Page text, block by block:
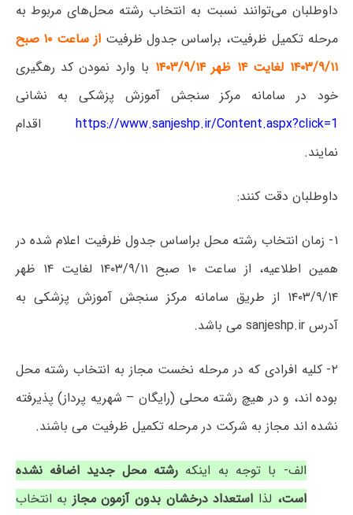
داوطلبان می‌توانند نسبت به انتخاب رشته محل‌های مربوط به
مرحله تکمیل ظرفیت، براساس جدول ظرفیت
از ساعت ۱۰ صبح
۱۴۰۳/۹/۱۱ لغایت ۱۴ ظهر ۱۴۰۳/۹/۱۴
با وارد نمودن کد رهگیری
خود در سامانه مرکز سنجش آموزش پزشکی به نشانی
https://www.sanjeshp.ir/Content.aspx?click=1 اقدام
نمایند.
داوطلبان دقت کنند:
۱- زمان انتخاب رشته محل براساس جدول ظرفیت اعلام شده در
همین اطلاعیه، از ساعت ۱۰ صبح ۱۴۰۳/۹/۱۱ لغایت ۱۴ ظهر
۱۴۰۳/۹/۱۴ از طریق سامانه مرکز سنجش آموزش پزشکی به
آدرس sanjeshp.ir می باشد.
۲- کلیه افرادی که در مرحله نخست مجاز به انتخاب رشته محل
بوده اند، و در هیچ رشته محلی (رایگان – شهریه پرداز) پذیرفته
نشده اند مجاز به شرکت در مرحله تکمیل ظرفیت می باشند.
الف- با توجه به اینکه رشته محل جدید اضافه نشده
است، لذا استعداد درخشان بدون آزمون مجاز به انتخاب